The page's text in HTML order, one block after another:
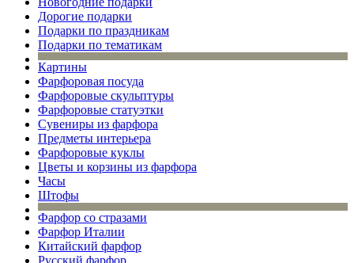
Дорогие подарки
Подарки по праздникам
Подарки по тематикам
Картины
Фарфоровая посуда
Фарфоровые скульптуры
Фарфоровые статуэтки
Сувениры из фарфора
Предметы интерьера
Фарфоровые куклы
Цветы и корзины из фарфора
Часы
Штофы
Фарфор со стразами
Фарфор Италии
Китайский фарфор
Русский фарфор